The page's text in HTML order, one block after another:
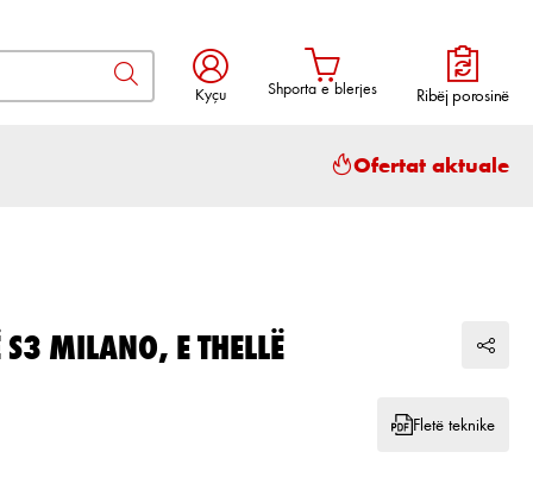
Kyçu Shporta e blerjes
Shporta përmban 0 artikuj. Vlera
Ribëj porosinë
Ofertat aktuale
MILANO, E THELLË
Fletë teknike